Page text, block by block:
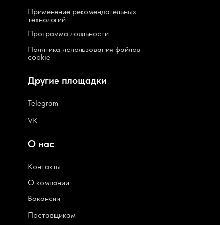
Программа лояльности
Политика использования файлов
cookie
Применение рекомендательных
технологий
Контакты
Поставщикам
Вакансии
О компании
Telegram
VK
О нас
Другие площадки